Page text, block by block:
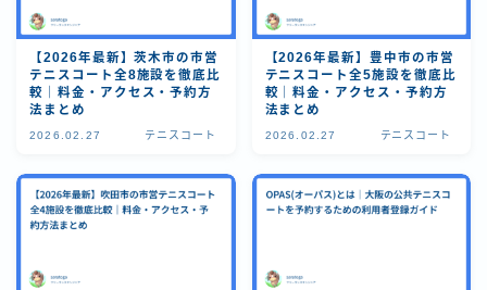
【2026年最新】茨木市の市営
テニスコート全8施設を徹底比
較｜料金・アクセス・予約方
法まとめ
2026.02.27 テニスコート
【2026年最新】豊中市の市営
テニスコート全5施設を徹底比
較｜料金・アクセス・予約方
法まとめ
2026.02.27 テニスコート